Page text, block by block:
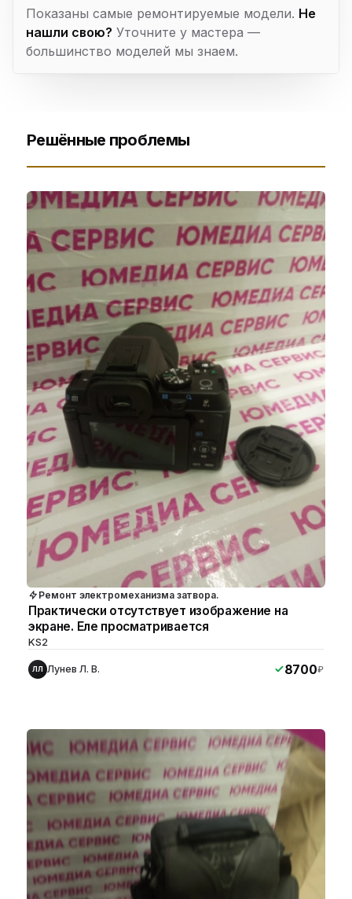
Показаны самые ремонтируемые модели. Не
нашли свою? Уточните у мастера —
большинство моделей мы знаем.
Решённые проблемы
Ремонт электромеханизма затвора.
Практически отсутствует изображение на
экране. Еле просматривается
KS2
ЛЛ Лунев Л. В. 8700₽